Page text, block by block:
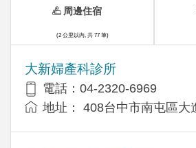
大新婦產科診所
電話：04-2320-6969
地址： 408台中市南屯區大
周邊住宿
(2 公里以內, 共 77 筆)